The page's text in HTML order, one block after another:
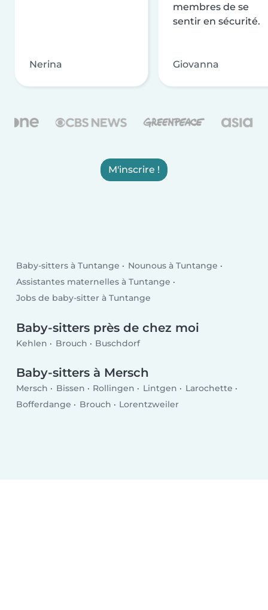
Nerina
membres de se
sentir en sécurité.
Giovanna
M'inscrire !
Baby-sitters à Tuntange
Nounous à Tuntange
Assistantes maternelles à Tuntange
Jobs de baby-sitter à Tuntange
Baby-sitters près de chez moi
Kehlen Brouch Buschdorf
Baby-sitters à Mersch
Mersch Bissen Rollingen Lintgen
Larochette
Bofferdange
Brouch Lorentzweiler